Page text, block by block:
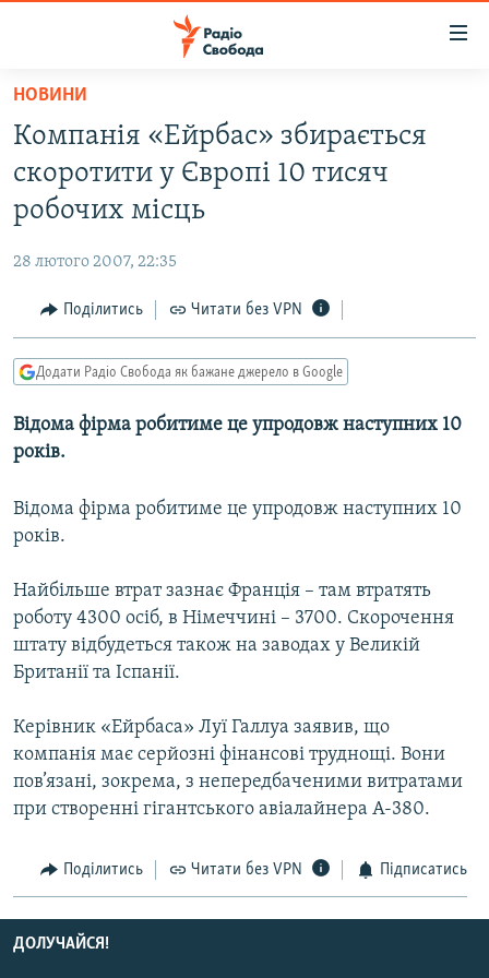
Перейти
основного
матеріалу
Перейти
до
основної
Перейти
до
пошуку
РАДІО СВОБОДА – 70 РОКІВ
СТАТТІ
СУСПІЛЬСТВО
УКРАЇНА
РОСІЙСЬКА «ФІЛЬТРАЦІЯ»
ДОНБАС.РЕАЛІЇ
ТИ ЯК?
СХЕМИ
КИТАЙ.ВИКЛИКИ
МУЛЬТИМЕДІА
ФОТО
СПЕЦПРОЄКТИ
ПОДКАСТИ
КРИМ РЕАЛІЇ
РУС
УКР
НОВИНИ
Компанія «Ейрбас» збирається
скоротити у Європі 10 тисяч
робочих місць
28 лютого 2007, 22:35
Поділитись Читати без VPN
Додати Радіо Свобода як бажане джерело в Google
Відома фірма робитиме це упродовж наступних 10
років.
Відома фірма робитиме це упродовж наступних 10
років.
Найбільше втрат зазнає Франція – там втратять
роботу 4300 осіб, в Німеччині – 3700. Скорочення
штату відбудеться також на заводах у Великій
Британії та Іспанії.
Керівник «Ейрбаса» Луї Галлуа заявив, що
компанія має серйозні фінансові труднощі. Вони
пов’язані, зокрема, з непередбаченими витратами
при створенні гігантського авіалайнера А-380.
Поділитись Читати без VPN Підписатись
ДОЛУЧАЙСЯ!